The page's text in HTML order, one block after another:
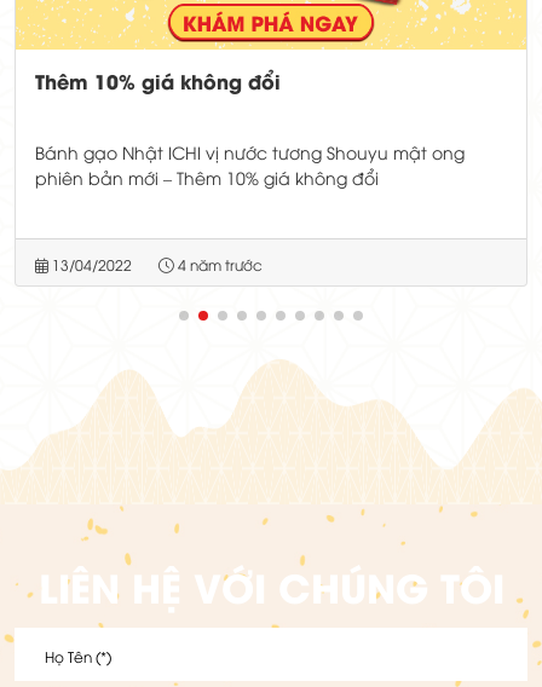
Thêm 10% giá không đổi
Bánh gạo Nhật ICHI vị nước tương Shouyu mật ong
phiên bản mới – Thêm 10% giá không đổi
13/04/2022 4 năm trước
LIÊN HỆ VỚI CHÚNG TÔI